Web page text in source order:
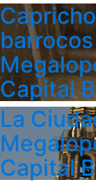
barrocos
Capital
La
Capital